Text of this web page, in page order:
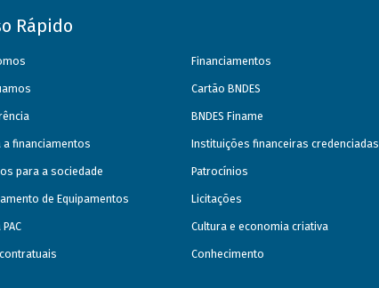
Rápido
a financiamentos
para a sociedade
de Equipamentos
Financiamentos
Cartão BNDES
BNDES Finame
Instituições financeiras credenciadas
Patrocínios
Licitações
Cultura e economia criativa
Conhecimento